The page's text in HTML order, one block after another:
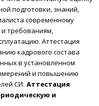
подготовки, знаний,
современному
требованиям,
Аттестация
кадрового состава
в установленном
и повышению
СИ. Аттестация
и